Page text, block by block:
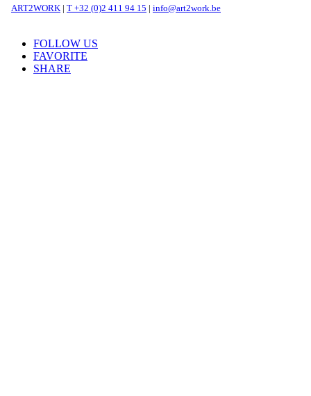
ART2WORK | T +32 (0)2 411 94 15 | info@art2work.be
FOLLOW US
FAVORITE
SHARE